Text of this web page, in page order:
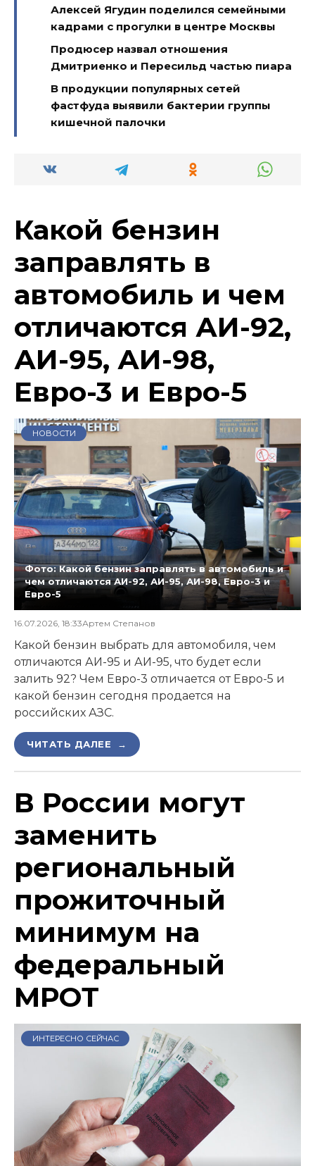
Алексей Ягудин поделился семейными
кадрами с прогулки в центре Москвы
Продюсер назвал отношения
Дмитриенко и Пересильд частью пиара
В продукции популярных сетей
фастфуда выявили бактерии группы
кишечной палочки
Какой бензин
заправлять в
автомобиль и чем
отличаются АИ-92,
АИ-95, АИ-98,
Евро-3 и Евро-5
НОВОСТИ
Фото: Какой бензин заправлять в автомобиль и
чем отличаются АИ-92, АИ-95, АИ-98, Евро-3 и
Евро-5
16.07.2026, 18:33Артем Степанов
Какой бензин выбрать для автомобиля, чем
отличаются АИ-95 и АИ-95, что будет если
залить 92? Чем Евро-3 отличается от Евро-5 и
какой бензин сегодня продается на
российских АЗС.
ЧИТАТЬ ДАЛЕЕ →
В России могут
заменить
региональный
прожиточный
минимум на
федеральный
МРОТ
ИНТЕРЕСНО СЕЙЧАС